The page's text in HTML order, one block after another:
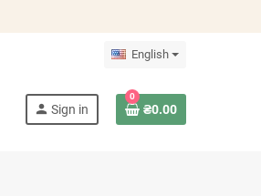
English
person Sign in
0
₴0.00